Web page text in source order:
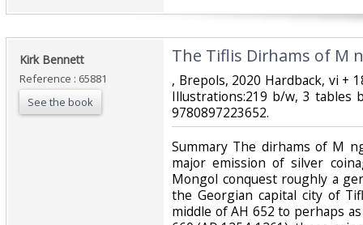
‎Kirk Bennett‎
Reference : 65881
See the book
‎The Tiflis Dirhams of M
‎, Brepols, 2020 Hardback, vi +
Illustrations:219 b/w, 3 tables
9780897223652.‎
‎Summary The dirhams of M
major emission of silver
Mongol conquest roughly a
the Georgian capital city of
middle of AH 652 to perhaps